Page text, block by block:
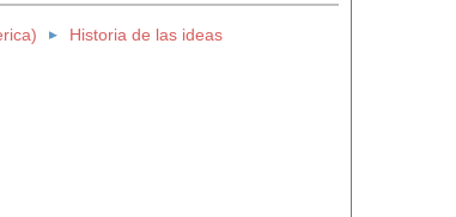
Historia de las ideas